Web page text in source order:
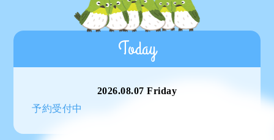
Today
2026.08.07 Friday
予約受付中